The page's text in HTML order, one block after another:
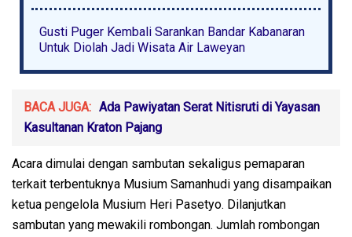
Gusti Puger Kembali Sarankan Bandar Kabanaran
Untuk Diolah Jadi Wisata Air Laweyan
BACA JUGA: Ada Pawiyatan Serat Nitisruti di Yayasan
Kasultanan Kraton Pajang
Acara dimulai dengan sambutan sekaligus pemaparan
terkait terbentuknya Musium Samanhudi yang disampaikan
ketua pengelola Musium Heri Pasetyo. Dilanjutkan
sambutan yang mewakili rombongan. Jumlah rombongan